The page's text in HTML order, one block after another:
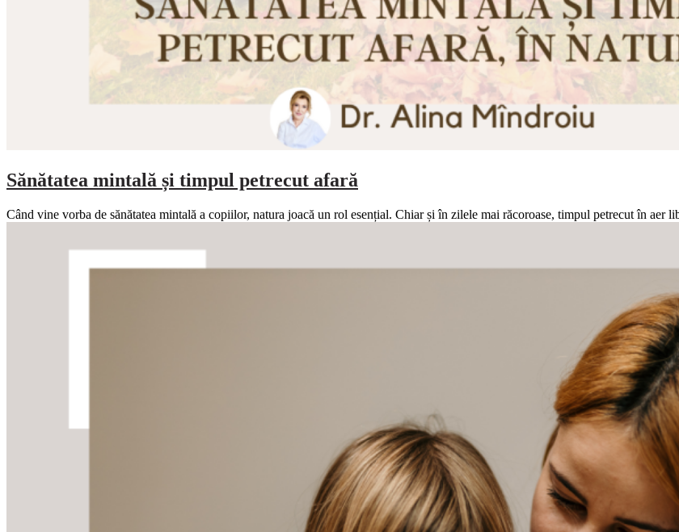
Sănătatea mintală și timpul petrecut afară
Când vine vorba de sănătatea mintală a copiilor, natura joacă un rol esențial. Chiar și în zilele mai răcoroase, timpul petrecut în